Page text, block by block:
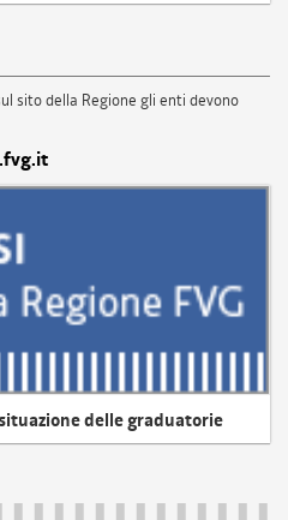
sito della Regione gli enti devono
delle graduatorie